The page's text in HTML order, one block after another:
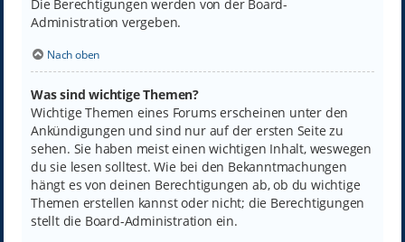
Die Berechtigungen werden von der Board-
Administration vergeben.
Nach oben
Was sind wichtige Themen?
Wichtige Themen eines Forums erscheinen unter den
Ankündigungen und sind nur auf der ersten Seite zu
sehen. Sie haben meist einen wichtigen Inhalt, weswegen
du sie lesen solltest. Wie bei den Bekanntmachungen
hängt es von deinen Berechtigungen ab, ob du wichtige
Themen erstellen kannst oder nicht; die Berechtigungen
stellt die Board-Administration ein.